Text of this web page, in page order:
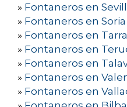
» Fontaneros en
» Fontaneros en Soria
» Fontaneros en
» Fontaneros en
» Fontaneros en
» Fontaneros en
» Fontaneros en